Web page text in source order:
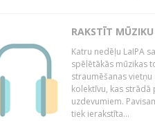
RAKSTĪT
Katru nedēļu LaIPA
spēlētākās mūzikas
straumēšanas
kolektīvu, kas
uzdevumiem.
tiek ierakstīta...